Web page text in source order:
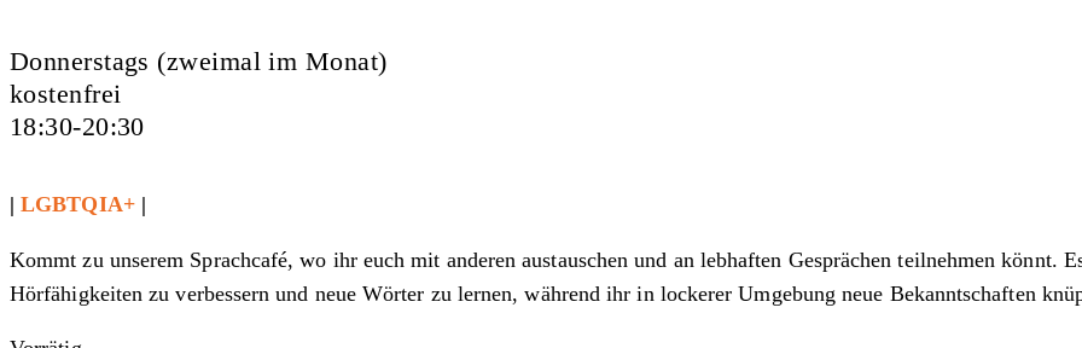
Donnerstags (zweimal im Monat)
kostenfrei
18:30-20:30
|LGBTQIA+ |
Kommt zu unserem Sprachcafé, wo ihr euch mit anderen austauschen und an lebhaften Gesprächen teilnehmen könnt.
Hörfähigkeiten zu verbessern und neue Wörter zu lernen, während ihr in lockerer Umgebung neue Bekanntschaften